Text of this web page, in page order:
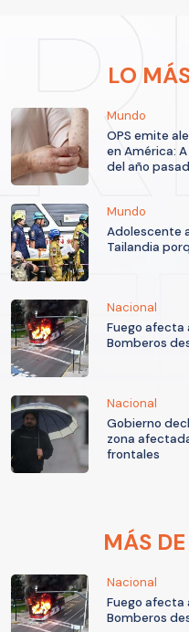
LO
Mundo
OPS emite
en América:
del año
Mundo
Adolescente
Tailandia
Nacional
Fuego afecta
Bomberos
Nacional
Gobierno
zona
frontales
MÁS
Nacional
Fuego afecta
Bomberos